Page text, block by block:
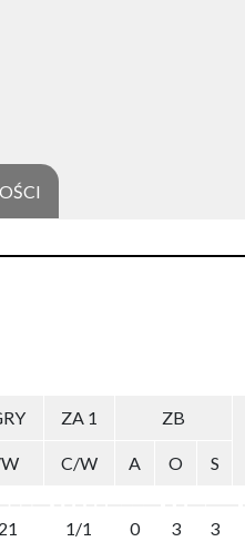
ZA 1
ZB
C/W A O S
1/1 0 3 3